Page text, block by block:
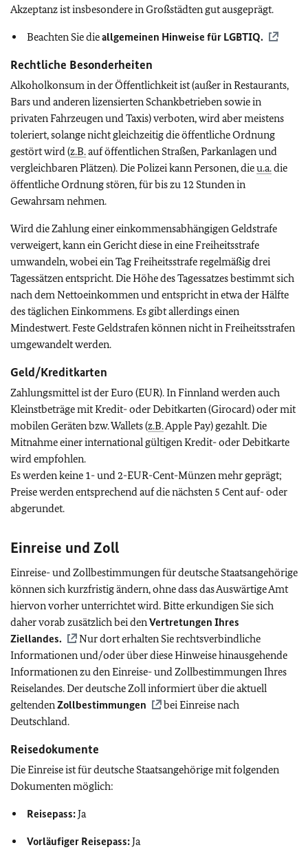
Akzeptanz ist insbesondere in Großstädten gut ausgeprägt.
Beachten Sie dieallgemeinen Hinweise für LGBTIQ.
Rechtliche Besonderheiten
Alkoholkonsum in der Öffentlichkeit ist (außer in Restaurants,
Bars und anderen lizensierten Schankbetrieben sowie in
privaten Fahrzeugen und Taxis) verboten, wird aber meistens
toleriert, solange nicht gleichzeitig die öffentliche Ordnung
gestört wird (z.B.auf öffentlichen Straßen, Parkanlagen und
vergleichbaren Plätzen). Die Polizei kann Personen, dieu.a.die
öffentliche Ordnung stören, für bis zu 12 Stunden in
Gewahrsam nehmen.
Wird die Zahlung einer einkommensabhängigen Geldstrafe
verweigert, kann ein Gericht diese in eine Freiheitsstrafe
umwandeln, wobei ein Tag Freiheitsstrafe regelmäßig drei
Tagessätzen entspricht. Die Höhe des Tagessatzes bestimmt sich
nach dem Nettoeinkommen und entspricht in etwa der Hälfte
des täglichen Einkommens. Es gibt allerdings einen
Mindestwert. Feste Geldstrafen können nicht in Freiheitsstrafen
umgewandelt werden.
Geld/Kreditkarten
Zahlungsmittel ist der Euro (EUR). In Finnland werden auch
Kleinstbeträge mit Kredit- oder Debitkarten (Girocard) oder mit
mobilen Geräten bzw. Wallets (z.B.Apple Pay) gezahlt. Die
Mitnahme einer international gültigen Kredit- oder Debitkarte
wird empfohlen.
Es werden keine 1- und 2-EUR-Cent-Münzen mehr geprägt;
Preise werden entsprechend auf die nächsten 5 Cent auf- oder
abgerundet.
Einreise und Zoll
Einreise- und Zollbestimmungen für deutsche Staatsangehörige
können sich kurzfristig ändern, ohne dass das Auswärtige Amt
hiervon vorher unterrichtet wird. Bitte erkundigen Sie sich
daher vorab zusätzlich bei denVertretungen Ihres
Ziellandes.
Nur dort erhalten Sie rechtsverbindliche
Informationen und/oder über diese Hinweise hinausgehende
Informationen zu den Einreise- und Zollbestimmungen Ihres
Reiselandes. Der deutsche Zoll informiert über die aktuell
geltendenZollbestimmungen
bei Einreise nach
Deutschland.
Reisedokumente
Die Einreise ist für deutsche Staatsangehörige mit folgenden
Dokumenten möglich:
Reisepass:Ja
Vorläufiger Reisepass:Ja